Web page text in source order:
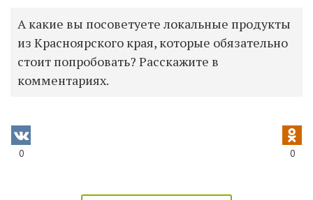
А какие вы посоветуете локальные продукты
из Красноярского края, которые обязательно
стоит попробовать? Расскажите в
комментариях.
0 0